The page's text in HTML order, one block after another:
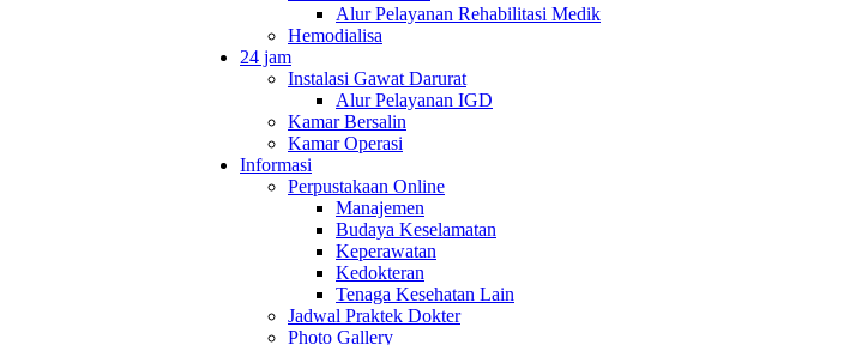
Alur Pelayanan Rehabilitasi Medik
Hemodialisa
24 jam
Instalasi Gawat Darurat
Alur Pelayanan IGD
Kamar Bersalin
Kamar Operasi
Informasi
Perpustakaan Online
Manajemen
Budaya Keselamatan
Keperawatan
Kedokteran
Tenaga Kesehatan Lain
Jadwal Praktek Dokter
Photo Gallery